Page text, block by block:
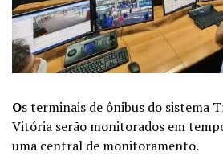
Os terminais de ônibus do sistema
Vitória serão monitorados em
uma central de monitoramento.